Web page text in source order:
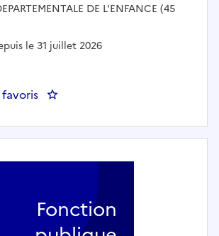
:
DE L'ENFANCE (45
le 31 juillet 2026
: Moniteur éducateur - Malama
Fonction